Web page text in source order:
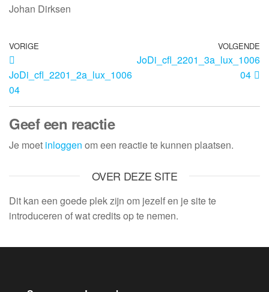
Johan Dirksen
VORIGE
JoDi_cfl_2201_2a_lux_1006
04
VOLGENDE
JoDi_cfl_2201_3a_lux_1006
04
Geef een reactie
Je moet inloggen om een reactie te kunnen plaatsen.
OVER DEZE SITE
Dit kan een goede plek zijn om jezelf en je site te
introduceren of wat credits op te nemen.